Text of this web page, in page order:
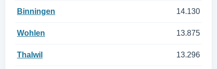
Binningen 14.130
Wohlen 13.875
Thalwil 13.296